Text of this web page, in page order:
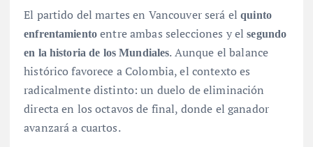
El partido del martes en Vancouver será elquinto
enfrentamiento entre ambas selecciones y elsegundo
en la historia de los Mundiales. Aunque el balance
histórico favorece a Colombia, el contexto es
radicalmente distinto: un duelo de eliminación
directa en los octavos de final, donde el ganador
avanzará a cuartos.